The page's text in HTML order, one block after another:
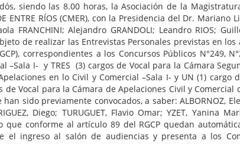
siendo las 8.00 horas, la Asociación de la
ENTRE RÍOS (CMER), con la Presidencia del Dr. Mariano
FRANCHINI; Alejandro GRANDOLI; Leandro RIOS;
de realizar las Entrevistas Personales previstas en
correspondientes a los Concursos Públicos N°249,
–Sala I- y TRES (3) cargos de Vocal para la Cámara
en lo Civil y Comercial –Sala I- y UN (1)
Vocal para la Cámara de Apelaciones Civil y
sido previamente convocados, a saber: ALBORNOZ,
Diego; TURUGUET, Flavio Omar; YZET,
que conforme al artículo 89 del RGCP quedan
el ingreso al salón de audiencias y presenta a los